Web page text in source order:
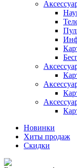
Новинки
Хиты продаж
Скидки